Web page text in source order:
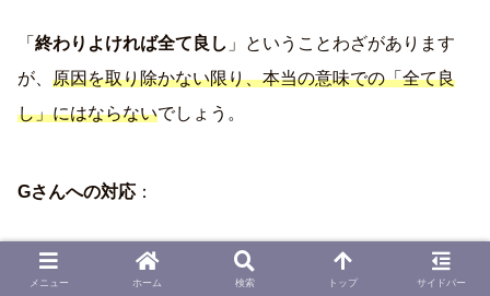
「 終わりよければ全て良し 」ということわざがあります
が、 原因を取り除かない限り、本当の意味での「全て良
し」にはならないでしょう。
Gさんへの対応 ：
Gさんは
１度こうと決めたら、そう簡単には考えを変えな
メニュー ホーム 検索 トップ サイドバー